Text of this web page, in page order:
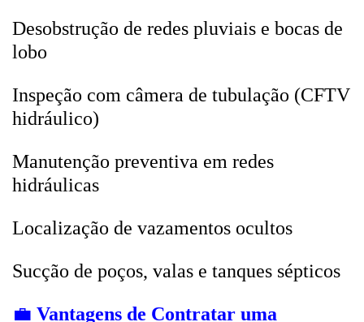
Desobstrução de redes pluviais e bocas de
lobo
Inspeção com câmera de tubulação (CFTV
hidráulico)
Manutenção preventiva em redes
hidráulicas
Localização de vazamentos ocultos
Sucção de poços, valas e tanques sépticos
💼 Vantagens de Contratar uma